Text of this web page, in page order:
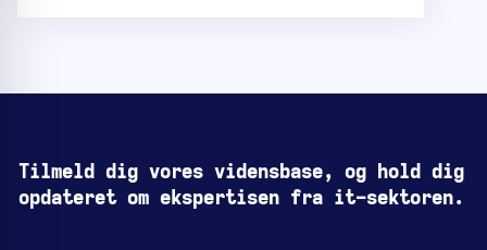
Tilmeld dig vores vidensbase, og hold dig
opdateret om ekspertisen fra it-sektoren.